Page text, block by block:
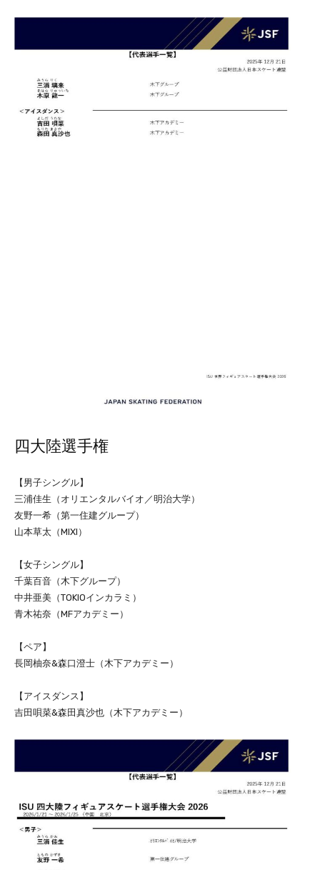
四大陸選手権
【男子シングル】
三浦佳生（オリエンタルバイオ／明治大学）
友野一希（第一住建グループ）
山本草太（MIXI）
【女子シングル】
千葉百音（木下グループ）
中井亜美（TOKIOインカラミ）
青木祐奈（MFアカデミー）
【ペア】
長岡柚奈&森口澄士（木下アカデミー）
【アイスダンス】
吉田唄菜&森田真沙也（木下アカデミー）